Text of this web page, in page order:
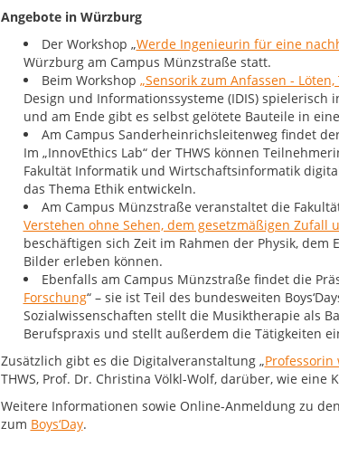
Angebote in Würzburg
Der Workshop „Werde Ingenieurin für eine
Würzburg am Campus Münzstraße statt.
Beim Workshop „Sensorik zum Anfassen -
Design und Informationssysteme (IDIS)
und am Ende gibt es selbst gelötete Bauteile in
Am Campus Sanderheinrichsleitenweg findet
Im „InnovEthics Lab“ der THWS können
Fakultät Informatik und Wirtschaftsinformatik
das Thema Ethik entwickeln.
Am Campus Münzstraße veranstaltet die
Verstehen ohne Sehen, dem gesetzmäßigen Zufall
beschäftigen sich Zeit im Rahmen der Physik,
Bilder erleben können.
Ebenfalls am Campus Münzstraße findet die
Forschung“ – sie ist Teil des bundesweiten
Sozialwissenschaften stellt die Musiktherapie als
Berufspraxis und stellt außerdem die Tätigkeiten
Zusätzlich gibt es die Digitalveranstaltung „Professorin
THWS, Prof. Dr. Christina Völkl-Wolf, darüber, wie eine
Weitere Informationen sowie Online-Anmeldung zu
zum Boys‘Day.